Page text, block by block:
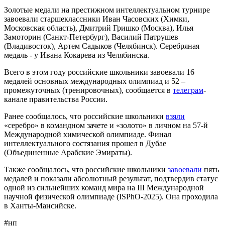
Золотые медали на престижном интеллектуальном турнире
завоевали старшеклассники Иван Часовских (Химки,
Московская область), Дмитрий Гришко (Москва), Илья
Замоторин (Санкт-Петербург), Василий Патрушев
(Владивосток), Артем Садыков (Челябинск). Серебряная
медаль - у Ивана Кокарева из Челябинска.
Всего в этом году российские школьники завоевали 16
медалей основных международных олимпиад и 52 –
промежуточных (тренировочных), сообщается в телеграм-
канале правительства России.
Ранее сообщалось, что российские школьники взяли
«серебро» в командном зачете и «золото» в личном на 57-й
Международной химической олимпиаде. Финал
интеллектуального состязания прошел в Дубае
(Объединенные Арабские Эмираты).
Также сообщалось, что российские школьники завоевали пять
медалей и показали абсолютный результат, подтвердив статус
одной из сильнейших команд мира на III Международной
научной физической олимпиаде (ISPhO-2025). Она проходила
в Ханты-Мансийске.
#нп